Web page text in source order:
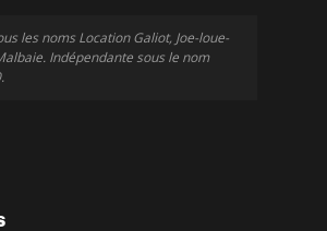
les noms Location Galiot, Joe-loue-
Indépendante sous le nom